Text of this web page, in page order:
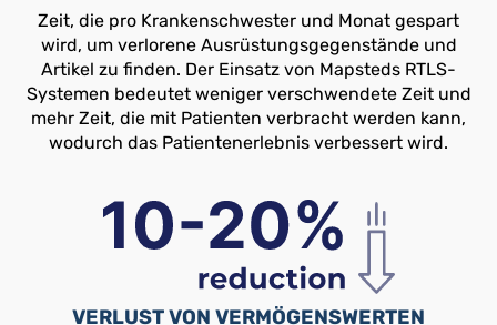
Zeit, die pro Krankenschwester und Monat gespart
wird, um verlorene Ausrüstungsgegenstände und
Artikel zu finden. Der Einsatz von Mapsteds RTLS-
Systemen bedeutet weniger verschwendete Zeit und
mehr Zeit, die mit Patienten verbracht werden kann,
wodurch das Patientenerlebnis verbessert wird.
VERLUST VON VERMÖGENSWERTEN